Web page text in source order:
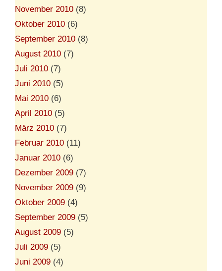
November 2010 (8)
Oktober 2010 (6)
September 2010 (8)
August 2010 (7)
Juli 2010 (7)
Juni 2010 (5)
Mai 2010 (6)
April 2010 (5)
März 2010 (7)
Februar 2010 (11)
Januar 2010 (6)
Dezember 2009 (7)
November 2009 (9)
Oktober 2009 (4)
September 2009 (5)
August 2009 (5)
Juli 2009 (5)
Juni 2009 (4)